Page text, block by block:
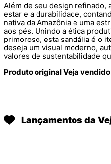
Além de seu design refinado,
estar e a durabilidade,
nativa da Amazônia e uma
aos pés. Unindo a ética
primoroso, esta sandália é o
deseja um visual moderno,
valores de sustentabilidade
Produto original Veja
Lançamentos da